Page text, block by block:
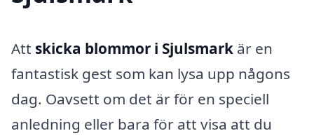
Att skicka blommor i Sjulsmark är en
fantastisk gest som kan lysa upp någons
dag. Oavsett om det är för en speciell
anledning eller bara för att visa att du